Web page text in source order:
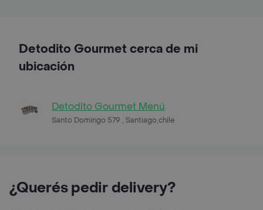
Detodito Gourmet cerca de mi
ubicación
Detodito Gourmet Menú
Santo Domingo 579 , Santiago,chile
¿Querés pedir delivery?